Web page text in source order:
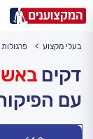
עירעיר: תל אביב,
בעלי מקצוע
דקים
עם